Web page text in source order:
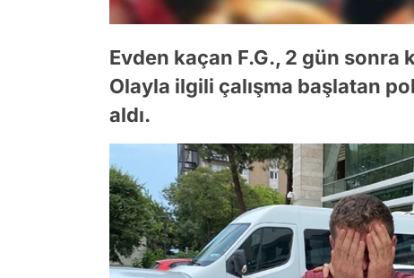
Evden kaçan F.G., 2 gün
Olayla ilgili çalışma başlatan
aldı.